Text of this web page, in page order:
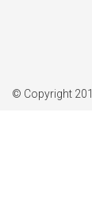
© Copyright